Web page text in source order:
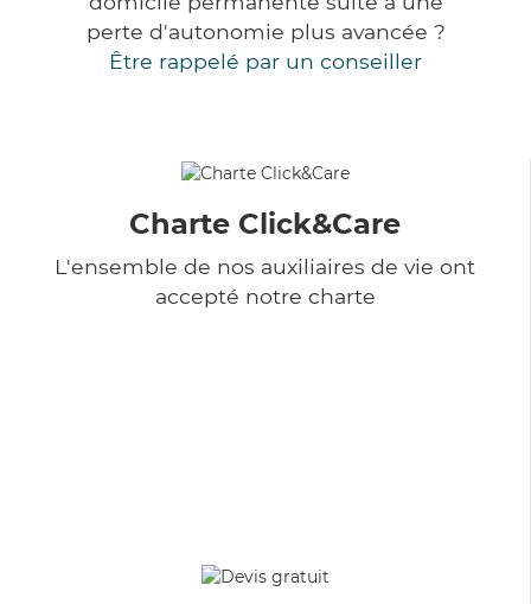
perte d'autonomie plus avancée ?
Être rappelé par un conseiller
Charte Click&Care
L'ensemble de nos auxiliaires de vie ont
accepté notre charte